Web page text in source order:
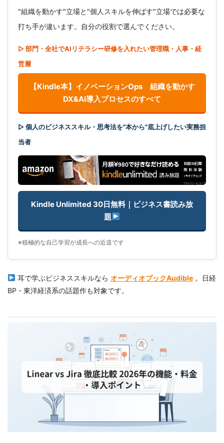
"組織を動かす"立場と"個人スキルを伸ばす"立場では必要な
打ち手が違います。自分の役割で選んでください。
▷ 部門・全社でAIリテラシー研修を入れたい管理職・人事・経
営層
【Kindle本】イノベーションOps 組織を動かす
DX&AI導入プロセスのすべて
▷ 個人のビジネススキル・思考法を"本から"底上げしたい実務担
当者
Kindle Unlimited 30日無料｜ビジネス書読み放
題
※積極的な自己学習が成長への近道です
耳で学ぶビジネススキルなら オーディオブックAudible。日経
BP・東洋経済系の話題作も対象です。